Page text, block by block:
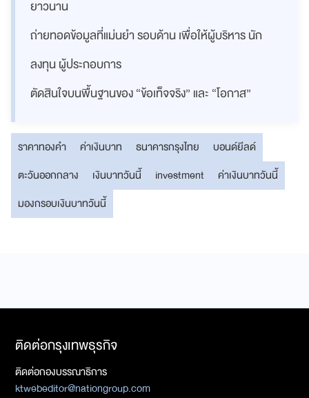
ยาวนาน
ถ่ายทอดข้อมูลที่แม่นยำ รอบด้าน เพื่อให้ผู้บริหาร นัก
ลงทุน ผู้ประกอบการ
ตัดสินใจบนพื้นฐานของ “ข้อเท็จจริง” และ “โอกาส”
ราคาทองคำ ค่าเงินบาท ธนาคารกรุงไทย
บอนด์ยีลด์
ตะวันออกกลาง
เงินบาทวันนี้ investment
ค่าเงินบาทวันนี้
มองกรอบเงินบาทวันนี้
ติดต่อกรุงเทพธุรกิจ
ติดต่อกองบรรณาธิการ
ktwebeditor@nationgroup.com